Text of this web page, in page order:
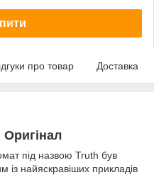
про товар Доставка
під назвою Truth був
із найяскравіших прикладів